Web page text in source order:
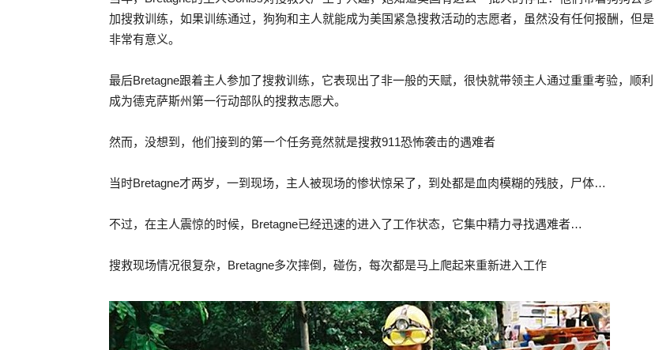
加搜救训练，如果训练通过，狗狗和主人就能成为美国紧急搜救活动的志愿者，虽然没有任何报酬，但是
非常有意义。
最后Bretagne跟着主人参加了搜救训练，它表现出了非一般的天赋，很快就带领主人通过重重考验，顺利
成为德克萨斯州第一行动部队的搜救志愿犬。
然而，没想到，他们接到的第一个任务竟然就是搜救911恐怖袭击的遇难者
当时Bretagne才两岁，一到现场，主人被现场的惨状惊呆了，到处都是血肉模糊的残肢，尸体…
不过，在主人震惊的时候，Bretagne已经迅速的进入了工作状态，它集中精力寻找遇难者…
搜救现场情况很复杂，Bretagne多次摔倒，碰伤，每次都是马上爬起来重新进入工作